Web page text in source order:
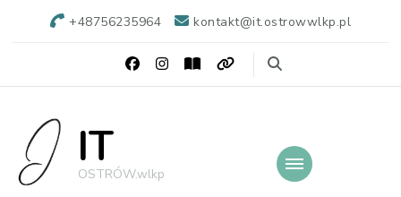
+48756235964 kontakt@it.ostrowwlkp.pl
IT
OSTRÓW.wlkp